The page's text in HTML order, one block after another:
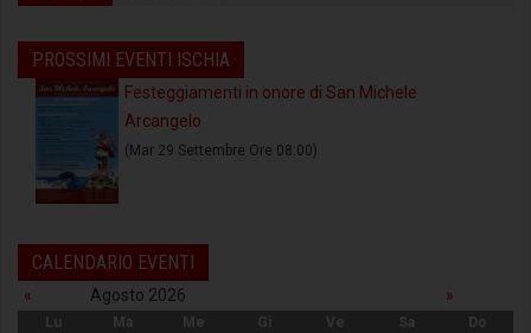
PROSSIMI EVENTI ISCHIA
Festeggiamenti in onore di San Michele
Arcangelo
(Mar 29 Settembre Ore 08:00)
CALENDARIO EVENTI
« Agosto 2026 »
Lu Ma Me Gi Ve Sa
Do